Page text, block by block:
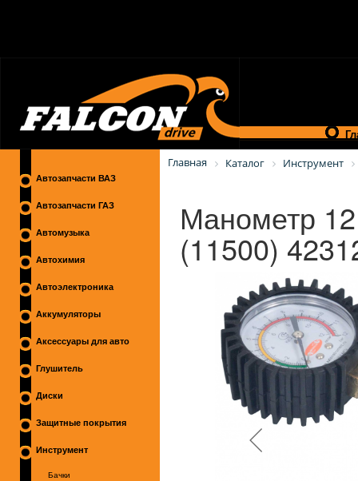
Автозапчасти ВАЗ
Автозапчасти ГАЗ
Автомузыка
Автохимия
Автоэлектроника
Аккумуляторы
Аксессуары для авто
Глушитель
Диски
Защитные покрытия
Инструмент
Бачки
Главная Каталог Инструмент
Манометр
(11500)